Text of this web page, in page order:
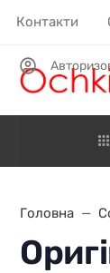
Контакти
Головна